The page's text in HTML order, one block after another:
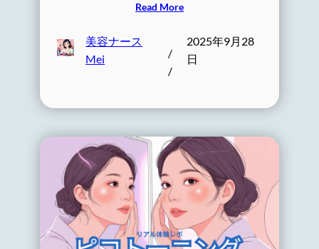
Read More
美容ナース
Mei
/
/
2025年9月28
日